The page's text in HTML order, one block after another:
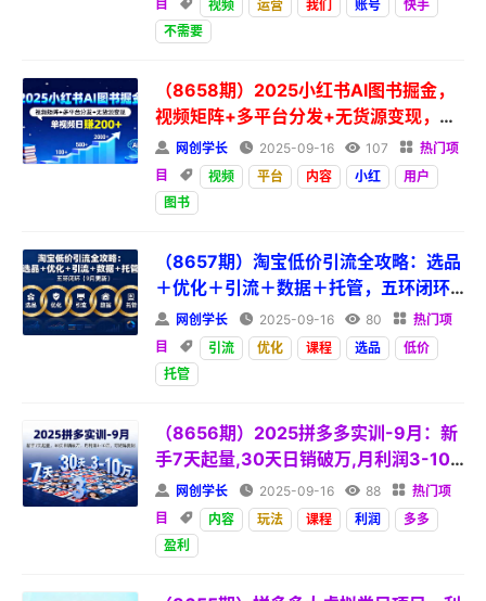
目  视频 运营 我们 账号
快手
不需要
（8658期）2025小红书AI图书掘金，
视频矩阵+多平台分发+无货源变现，单
视频
 网创学长  2025-09-16  107  热门项
目
 视频 平台 内容 小红
用户
图书
（8657期）淘宝低价引流全攻略：选品
＋优化＋引流＋数据＋托管，五环闭环
（9月更新
 网创学长  2025-09-16  80  热门项
目
 引流 优化 课程 选品
低价
托管
（8656期）2025拼多多实训-9月：新
手7天起量,30天日销破万,月利润3-10
万,可矩阵复制
 网创学长  2025-09-16  88  热门项
目
 内容 玩法 课程 利润
多多
盈利